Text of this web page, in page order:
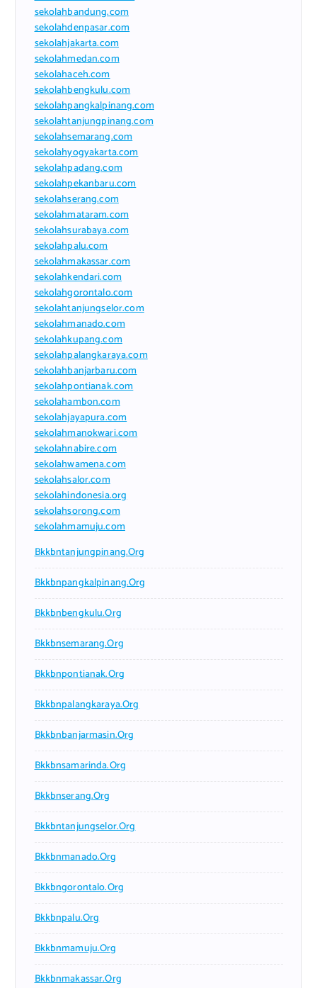
sekolahbandung.com
sekolahdenpasar.com
sekolahjakarta.com
sekolahmedan.com
sekolahaceh.com
sekolahbengkulu.com
sekolahpangkalpinang.com
sekolahtanjungpinang.com
sekolahsemarang.com
sekolahyogyakarta.com
sekolahpadang.com
sekolahpekanbaru.com
sekolahserang.com
sekolahmataram.com
sekolahsurabaya.com
sekolahpalu.com
sekolahmakassar.com
sekolahkendari.com
sekolahgorontalo.com
sekolahtanjungselor.com
sekolahmanado.com
sekolahkupang.com
sekolahpalangkaraya.com
sekolahbanjarbaru.com
sekolahpontianak.com
sekolahambon.com
sekolahjayapura.com
sekolahmanokwari.com
sekolahnabire.com
sekolahwamena.com
sekolahsalor.com
sekolahindonesia.org
sekolahsorong.com
sekolahmamuju.com
Bkkbntanjungpinang.org
Bkkbnpangkalpinang.org
Bkkbnbengkulu.org
Bkkbnsemarang.org
Bkkbnpontianak.org
Bkkbnpalangkaraya.org
Bkkbnbanjarmasin.org
Bkkbnsamarinda.org
Bkkbnserang.org
Bkkbntanjungselor.org
Bkkbnmanado.org
Bkkbngorontalo.org
Bkkbnpalu.org
Bkkbnmamuju.org
Bkkbnmakassar.org